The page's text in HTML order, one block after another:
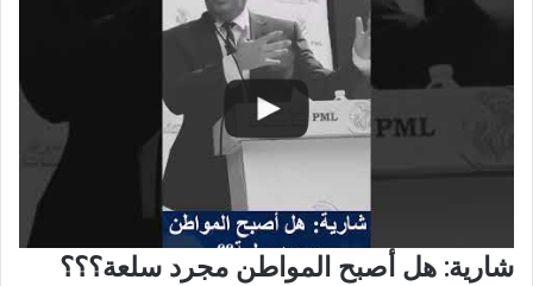
شارية: هل أصبح المواطن مجرد سلعة؟؟؟